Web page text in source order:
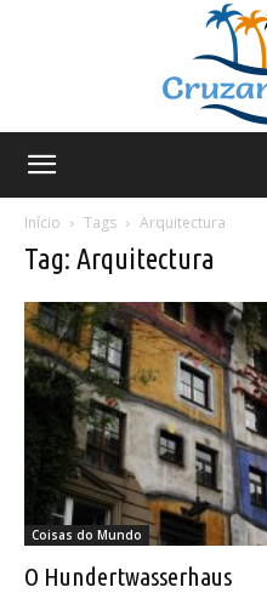
Início
Tags Arquitectura
Tag: Arquitectura
Coisas do Mundo
O Hundertwasserhaus